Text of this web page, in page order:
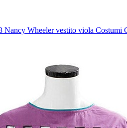
Nancy Wheeler vestito viola Costumi